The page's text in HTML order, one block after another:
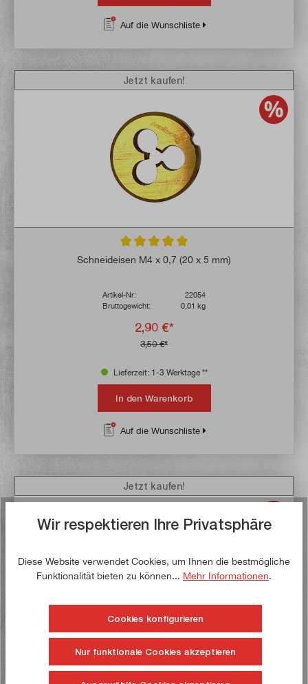
Auf die Wunschliste
Durchschnittliche Bewertung von 5 von 5
Schneideisen M4 x 0,7 (20 x 5 mm)
Artikel-Nr:
22054
Bruttogewicht:
0,01 kg
2,90 €*
3,50 €*
Jetzt kaufen!
Lieferzeit: 1-3 Werktage **
In den Warenkorb
Auf die Wunschliste
Durchschnittliche Bewertung von 5 von 5
Schneideisen M5 x 0,8 (20 x 7 mm)
Jetzt kaufen!
Wir respektieren Ihre Privatsphäre
Diese Website verwendet Cookies, um Ihnen die bestmögliche
Funktionalität bieten zu können... Mehr Informationen.
Cookies konfigurieren
Nur funktionale Cookies akzeptieren